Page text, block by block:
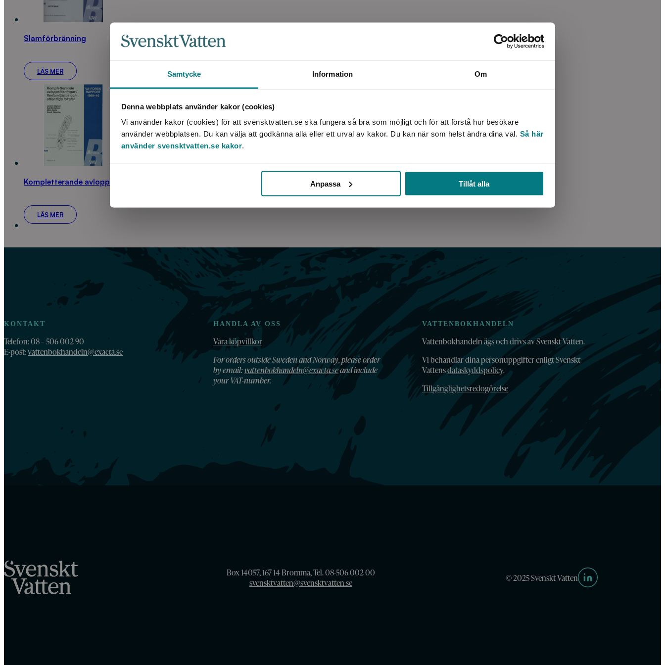
Samtycke Information Om
Denna webbplats använder kakor (cookies)
Vi använder kakor (cookies) för att svensktvatten.se ska fungera så bra som möjligt och för att förstå hur besökare
använder webbplatsen. Du kan välja att godkänna alla eller ett urval av kakor. Du kan när som helst ändra dina val. Så här
använder svensktvatten.se kakor.
Anpassa Tillåt alla
Slamförbränning
LÄS MER
Kompletterande avloppslösningar i flerfamiljshus och offentliga lokaler
LÄS MER
KONTAKT
Telefon: 08 – 506 002 90
E-post:vattenbokhandeln@exacta.se
HANDLA AV OSS
Våra köpvillkor
For orders outside Sweden and Norway, please order
by email:vattenbokhandeln@exacta.seand include
your VAT-number.
VATTENBOKHANDELN
Vattenbokhandeln ägs och drivs av Svenskt Vatten.
Vi behandlar dina personuppgifter enligt Svenskt
Vattensdataskyddspolicy.
Tillgänglighetsredogörelse
Box 14057, 167 14 Bromma, Tel. 08-506 002 00
svensktvatten@svensktvatten.se
© 2025 Svenskt Vatten